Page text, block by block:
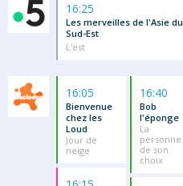
16:25
Les merveilles de l'Asie du
Sud-Est
L'est
16:05
Bienvenue
chez les
Loud
Jour de
neige
16:40
Bob
l'éponge
La
personne
de son
choix